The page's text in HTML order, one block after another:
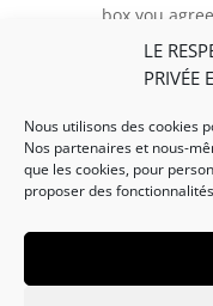
LE
PRIVÉE
Nous utilisons des cookies
Nos partenaires et nous-
que les cookies, pour
proposer des
box you
10 + 15=